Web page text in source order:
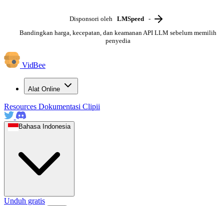
Disponsori oleh LMSpeed -
Bandingkan harga, kecepatan, dan keamanan API LLM sebelum memilih
penyedia
VidBee
Alat Online
Resources Dokumentasi Clipii
Bahasa Indonesia
Unduh gratis